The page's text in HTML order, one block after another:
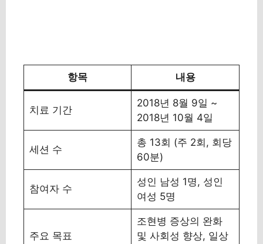
항목 내용
치료 기간
2018년 8월 9일 ~
2018년 10월 4일
세션 수
총 13회 (주 2회, 회당
60분)
참여자 수
성인 남성 1명, 성인
여성 5명
주요 목표
조현병 증상의 완화
및 사회성 향상, 일상